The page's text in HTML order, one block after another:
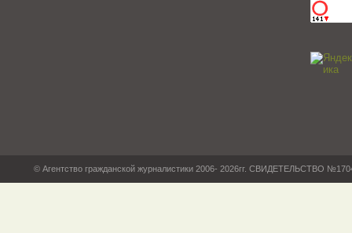
© Агентство гражданской журналистики 2006- 2026гг. СВИДЕТЕЛЬСТВО